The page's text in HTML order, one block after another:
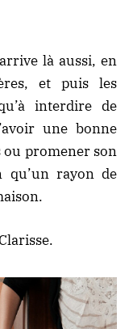
là aussi, en
et puis les
interdire de
une bonne
ou promener son
qu’un rayon de